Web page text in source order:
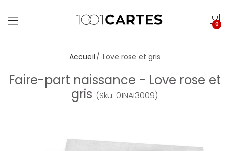
0
Accueil Love rose et gris
Faire-part naissance - Love rose et
gris (Sku: 01NAI3009)